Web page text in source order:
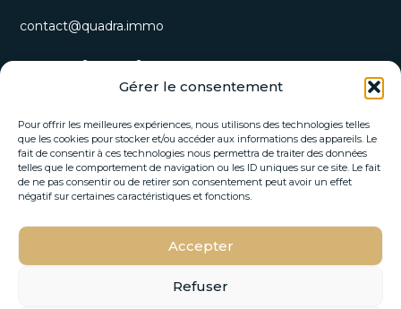
Gérer le consentement
Pour offrir les meilleures expériences, nous utilisons des technologies telles
que les cookies pour stocker et/ou accéder aux informations des appareils. Le
fait de consentir à ces technologies nous permettra de traiter des données
telles que le comportement de navigation ou les ID uniques sur ce site. Le fait
de ne pas consentir ou de retirer son consentement peut avoir un effet
négatif sur certaines caractéristiques et fonctions.
Accepter
Refuser
contact@quadra.immo
S’inscrire à notre newsletter
Recevez nos opportunités immobilières et actualités
directement par email.
*
*
*
E
-
a